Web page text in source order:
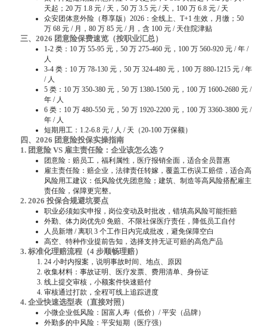
天起；20 万 1.8 元 / 天，50 万 3.5 元 / 天，100 万 6.8 元 / 天
众安团体意外险（尊享版）2026：全线上、T+1 生效，月缴；50
万 68 元 / 月，80 万 85 元 / 月，含 100 元 / 天住院津贴
三、2026 团意险保费速览（按职业汇总）
1-2 类：10 万 55-95 元，50 万 275-460 元，100 万 560-920 元 / 年 /
人
3-4 类：10 万 78-130 元，50 万 324-480 元，100 万 880-1215 元 / 年
/ 人
5 类：10 万 350-380 元，50 万 1380-1500 元，100 万 1600-2680 元 /
年 / 人
6 类：10 万 480-550 元，50 万 1920-2200 元，100 万 3360-3800 元 /
年 / 人
短期用工：1.2-6.8 元 / 人 / 天（20-100 万保额）
四、2026 团意险投保实操指南
1. 团意险 VS 雇主责任险：企业该怎么选？
团意险：赔员工，福利属性，医疗报销全面，适合全员普惠
雇主责任险：赔企业，法律责任转嫁，覆盖工伤误工赔偿，适合高
风险用工建议：低风险优先团意险；建筑、制造等高风险搭配雇主
责任险，保障更完整。
2. 2026 投保合规避坑要点
职业必须如实申报，岗位变动及时批改，错填高风险可能拒赔
外勤、体力岗优先0 免赔、不限社保医疗责任，降低员工自付
人员新增 / 离职 3 个工作日内完成批改，避免保障空白
高空、特种作业提前告知，选择支持无证可赔的高危产品
3. 标准化理赔流程（4 步顺畅理赔）
24 小时内报案，说明事故时间、地点、原因
收集材料：事故证明、医疗发票、费用清单、身份证
线上提交审核，小额案件快速赔付
审核通过打款，全程可线上追踪进度
4. 企业快速选型表（直接对照）
小微企业低风险：国富人寿（低价）/ 平安（品牌）
外勤多的中风险：平安短期（医疗强）